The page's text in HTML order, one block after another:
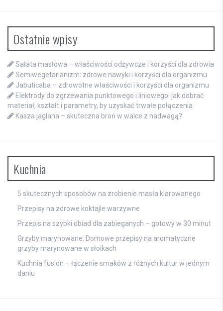
Ostatnie wpisy
Sałata masłowa – właściwości odżywcze i korzyści dla zdrowia
Semiwegetarianizm: zdrowe nawyki i korzyści dla organizmu
Jabuticaba – zdrowotne właściwości i korzyści dla organizmu
Elektrody do zgrzewania punktowego i liniowego: jak dobrać
materiał, kształt i parametry, by uzyskać trwałe połączenia
Kasza jaglana – skuteczna broń w walce z nadwagą?
Kuchnia
5 skutecznych sposobów na zrobienie masła klarowanego
Przepisy na zdrowe koktajle warzywne
Przepis na szybki obiad dla zabieganych – gotowy w 30 minut
Grzyby marynowane: Domowe przepisy na aromatyczne
grzyby marynowane w słoikach
Kuchnia fusion – łączenie smaków z różnych kultur w jednym
daniu